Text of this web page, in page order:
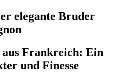
elegante Bruder
Frankreich: Ein
und Finesse